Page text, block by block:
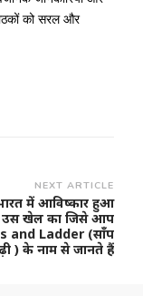
को सरल और
NEXT ARTICLE
भारत में आविष्कार हुआ
उस खेल का जिसे आप
and Ladder (साँप
) के नाम से जानते हैं